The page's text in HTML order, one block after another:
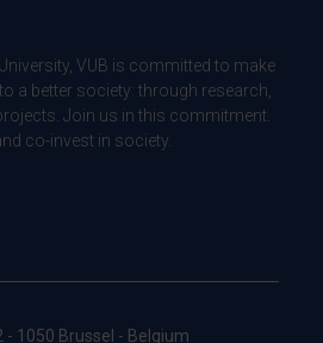
VUB is committed to make
a better society: through research,
Join us in this commitment.
co-invest in society.
- 1050 Brussel - Belgium